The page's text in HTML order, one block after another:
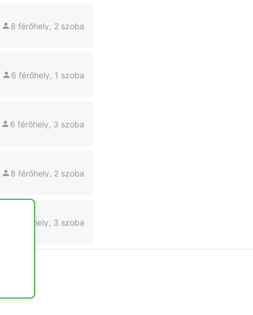
8 férőhely, 2 szoba
6 férőhely, 1 szoba
6 férőhely, 3 szoba
8 férőhely, 2 szoba
6 férőhely, 3 szoba